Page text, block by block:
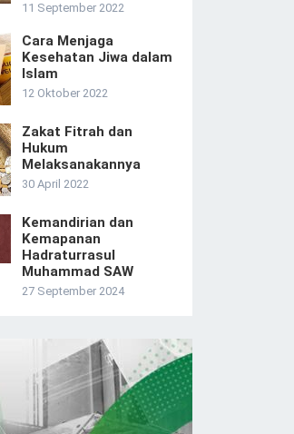
11 September 2022
Cara Menjaga
Kesehatan Jiwa dalam
Islam
12 Oktober 2022
Zakat Fitrah dan
Hukum
Melaksanakannya
30 April 2022
Kemandirian dan
Kemapanan
Hadraturrasul
Muhammad SAW
27 September 2024